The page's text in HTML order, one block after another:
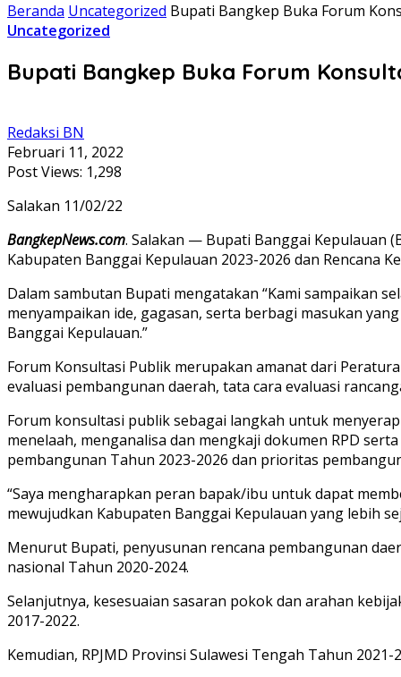
Beranda Uncategorized Bupati Bangkep Buka Forum
Uncategorized
Bupati Bangkep Buka Forum
Redaksi BN
Februari 11, 2022
Post Views: 1,298
Salakan 11/02/22
BangkepNews.com. Salakan — Bupati Banggai Kepulauan
Kabupaten Banggai Kepulauan 2023-2026 dan Rencana
Dalam sambutan Bupati mengatakan “Kami sampaikan
menyampaikan ide, gagasan, serta berbagi masukan
Banggai Kepulauan.”
Forum Konsultasi Publik merupakan amanat dari
evaluasi pembangunan daerah, tata cara evaluasi
Forum konsultasi publik sebagai langkah untuk
menelaah, menganalisa dan mengkaji dokumen RPD
pembangunan Tahun 2023-2026 dan prioritas
“Saya mengharapkan peran bapak/ibu untuk dapat
mewujudkan Kabupaten Banggai Kepulauan yang lebih
Menurut Bupati, penyusunan rencana pembangunan
nasional Tahun 2020-2024.
Selanjutnya, kesesuaian sasaran pokok dan arahan
2017-2022.
Kemudian, RPJMD Provinsi Sulawesi Tengah Tahun